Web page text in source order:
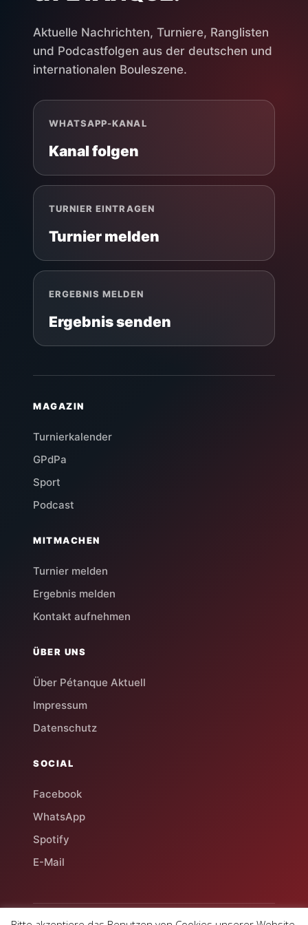
Aktuelle Nachrichten, Turniere, Ranglisten
und Podcastfolgen aus der deutschen und
internationalen Bouleszene.
WHATSAPP-KANAL
Kanal folgen
TURNIER EINTRAGEN
Turnier melden
ERGEBNIS MELDEN
Ergebnis senden
MAGAZIN
Turnierkalender
GPdPa
Sport
Podcast
MITMACHEN
Turnier melden
Ergebnis melden
Kontakt aufnehmen
ÜBER UNS
Über Pétanque Aktuell
Impressum
Datenschutz
SOCIAL
Facebook
WhatsApp
Spotify
E-Mail